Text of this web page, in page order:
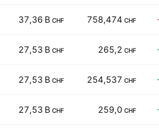
37,36 B CHF 758,474 CHF
27,53 B CHF 265,2 CHF
27,53 B CHF 254,537 CHF
27,53 B CHF 259,0 CHF